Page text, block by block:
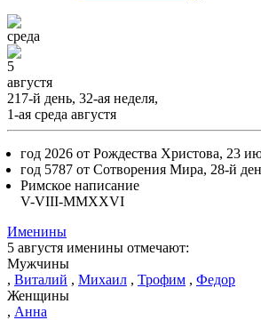
среда
5
августя
217-й день, 32-ая неделя,
1-ая среда августя
год 2026 от Рождества Христова, 23
год 5787 от Сотворения Мира, 28-й
Римское написание
V-VIII-MMXXVI
Именины
5 августя именины отмечают:
Мужчины
, Виталий , Михаил , Трофим , Федор
Женщины
, Анна